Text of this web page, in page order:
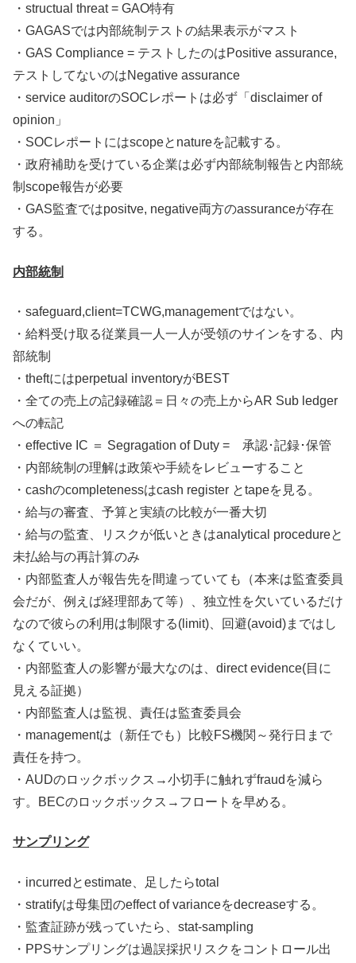
・structual threat = GAO特有
・GAGASでは内部統制テストの結果表示がマスト
・GAS Compliance = テストしたのはPositive assurance,
テストしてないのはNegative assurance
・service auditorのSOCレポートは必ず「disclaimer of
opinion」
・SOCレポートにはscopeとnatureを記載する。
・政府補助を受けている企業は必ず内部統制報告と内部統
制scope報告が必要
・GAS監査ではpositve, negative両方のassuranceが存在
する。
内部統制
・safeguard,client=TCWG,managementではない。
・給料受け取る従業員一人一人が受領のサインをする、内
部統制
・theftにはperpetual inventoryがBEST
・全ての売上の記録確認＝日々の売上からAR Sub ledger
への転記
・effective IC ＝ Segragation of Duty = 承認･記録･保管
・内部統制の理解は政策や手続をレビューすること
・cashのcompletenessはcash register とtapeを見る。
・給与の審査、予算と実績の比較が一番大切
・給与の監査、リスクが低いときはanalytical procedureと
未払給与の再計算のみ
・内部監査人が報告先を間違っていても（本来は監査委員
会だが、例えば経理部あて等）、独立性を欠いているだけ
なので彼らの利用は制限する(limit)、回避(avoid)まではし
なくていい。
・内部監査人の影響が最大なのは、direct evidence(目に
見える証拠）
・内部監査人は監視、責任は監査委員会
・managementは（新任でも）比較FS機関～発行日まで
責任を持つ。
・AUDのロックボックス→小切手に触れずfraudを減ら
す。BECのロックボックス→フロートを早める。
サンプリング
・incurredとestimate、足したらtotal
・stratifyは母集団のeffect of varianceをdecreaseする。
・監査証跡が残っていたら、stat-sampling
・PPSサンプリングは過誤採択リスクをコントロール出